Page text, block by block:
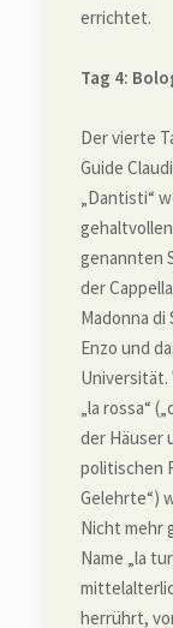
errichtet.
Tag 4:
Der vierte
Guide
„Dantisti“
gehaltvollen
genannten
der
Madonna di
Enzo und
Universität.
„la rossa“
der Häuser
politischen
Gelehrte“)
Nicht mehr
Name „la
herrührt,